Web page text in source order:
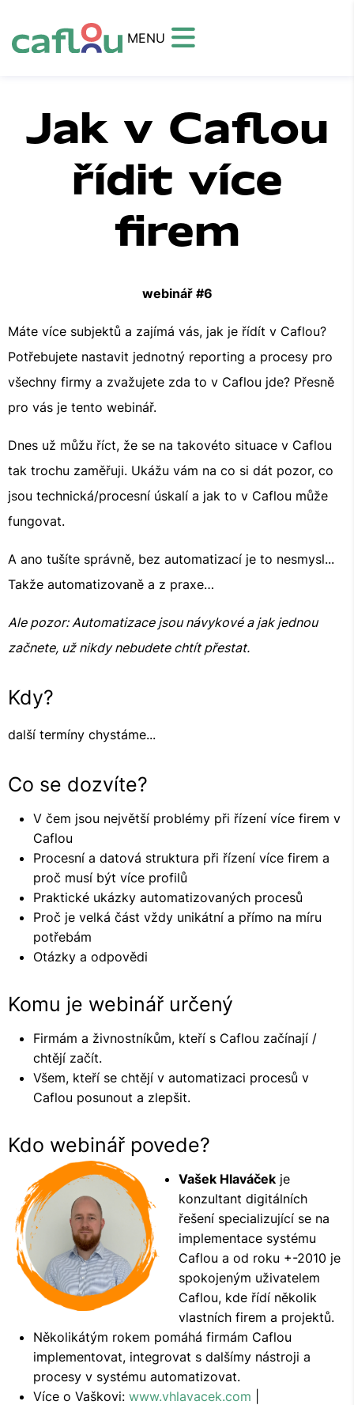
MENU
Jak v Caflou
řídit více
firem
webinář #6
Máte více subjektů a zajímá vás, jak je řídít v Caflou?
Potřebujete nastavit jednotný reporting a procesy pro
všechny firmy a zvažujete zda to v Caflou jde? Přesně
pro vás je tento webinář.
Dnes už můžu říct, že se na takovéto situace v Caflou
tak trochu zaměřuji. Ukážu vám na co si dát pozor, co
jsou technická/procesní úskalí a jak to v Caflou může
fungovat.
A ano tušíte správně, bez automatizací je to nesmysl...
Takže automatizovaně a z praxe…
Ale pozor: Automatizace jsou návykové a jak jednou
začnete, už nikdy nebudete chtít přestat.
Kdy?
další termíny chystáme...
Co se dozvíte?
V čem jsou největší problémy při řízení více firem v
Caflou
Procesní a datová struktura při řízení více firem a
proč musí být více profilů
Praktické ukázky automatizovaných procesů
Proč je velká část vždy unikátní a přímo na míru
potřebám
Otázky a odpovědi
Komu je webinář určený
Firmám a živnostníkům, kteří s Caflou začínají /
chtějí začít.
Všem, kteří se chtějí v automatizaci procesů v
Caflou posunout a zlepšit.
Kdo webinář povede?
Vašek Hlaváček je
konzultant digitálních
řešení specializující se na
implementace systému
Caflou a od roku +-2010 je
spokojeným uživatelem
Caflou, kde řídí několik
vlastních firem a projektů.
Několikátým rokem pomáhá firmám Caflou
implementovat, integrovat s dalšímy nástroji a
procesy v systému automatizovat.
Více o Vaškovi: www.vhlavacek.com